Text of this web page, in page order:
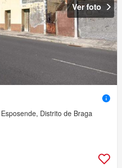
Ver foto
Distrito de Braga